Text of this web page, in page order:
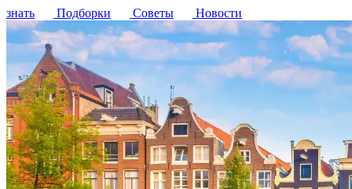
знать
Подборки Советы Новости